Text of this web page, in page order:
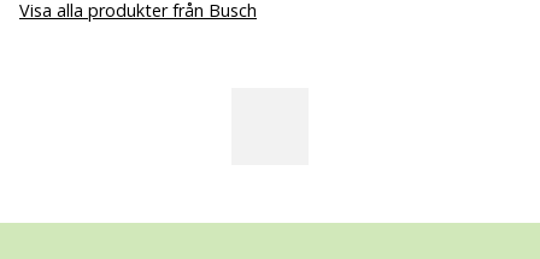
Visa alla produkter från Busch